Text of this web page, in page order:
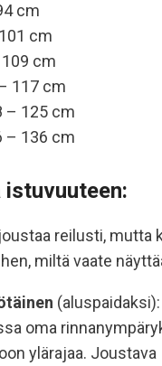
cm
cm
cm
117 cm
– 125 cm
– 136 cm
istuvuuteen:
reilusti, mutta
miltä vaate
oma
ylärajaa. Joustava